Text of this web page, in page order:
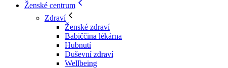
Ženské centrum
Zdraví
Ženské zdraví
Babiččina lékárna
Hubnutí
Duševní zdraví
Wellbeing